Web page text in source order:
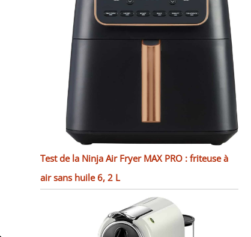
Test de la Ninja Air Fryer MAX PRO : friteuse à
air sans huile 6, 2 L